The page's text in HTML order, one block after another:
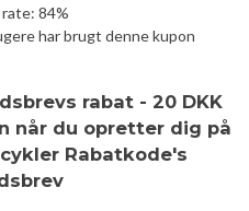
84%
har brugt denne kupon
rabat - 20 DKK
når du opretter dig på
Rabatkode's